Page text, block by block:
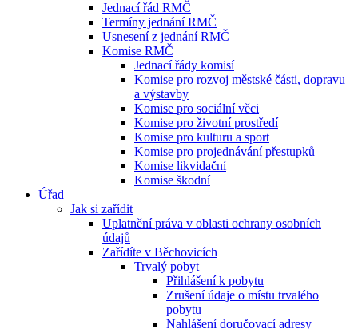
Jednací řád RMČ
Termíny jednání RMČ
Usnesení z jednání RMČ
Komise RMČ
Jednací řády komisí
Komise pro rozvoj městské části, dopravu
a výstavby
Komise pro sociální věci
Komise pro životní prostředí
Komise pro kulturu a sport
Komise pro projednávání přestupků
Komise likvidační
Komise škodní
Úřad
Jak si zařídit
Uplatnění práva v oblasti ochrany osobních
údajů
Zařídíte v Běchovicích
Trvalý pobyt
Přihlášení k pobytu
Zrušení údaje o místu trvalého
pobytu
Nahlášení doručovací adresy